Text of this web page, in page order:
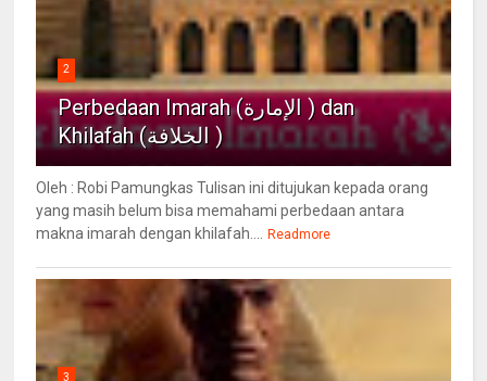
2
Perbedaan Imarah (الإمارة ) dan
Khilafah (الخلافة )
Oleh : Robi Pamungkas Tulisan ini ditujukan kepada orang
yang masih belum bisa memahami perbedaan antara
makna imarah dengan khilafah....
Readmore
3